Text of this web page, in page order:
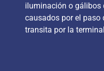
iluminación o gálibos
causados por el paso
transita por la